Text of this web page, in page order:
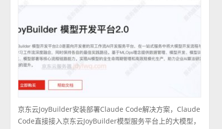
京东云JoyBuilder安装部署Claude Code解决方案，Claude
Code直接接入京东云JoyBuilder模型服务平台上的大模型，